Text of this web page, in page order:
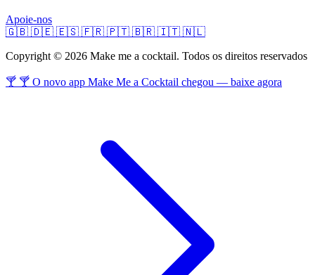
Apoie-nos
🇬🇧 🇩🇪 🇪🇸 🇫🇷 🇵🇹 🇧🇷 🇮🇹 🇳🇱
Copyright © 2026 Make me a cocktail. Todos os direitos reservados
🍸 🍸 O novo app Make Me a Cocktail chegou — baixe agora